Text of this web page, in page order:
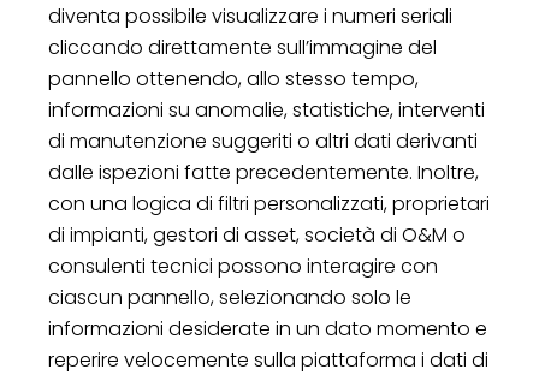
diventa possibile visualizzare i numeri seriali
cliccando direttamente sull’immagine del
pannello ottenendo, allo stesso tempo,
informazioni su anomalie, statistiche, interventi
di manutenzione suggeriti o altri dati derivanti
dalle ispezioni fatte precedentemente. Inoltre,
con una logica di filtri personalizzati, proprietari
di impianti, gestori di asset, società di O&M o
consulenti tecnici possono interagire con
ciascun pannello, selezionando solo le
informazioni desiderate in un dato momento e
reperire velocemente sulla piattaforma i dati di